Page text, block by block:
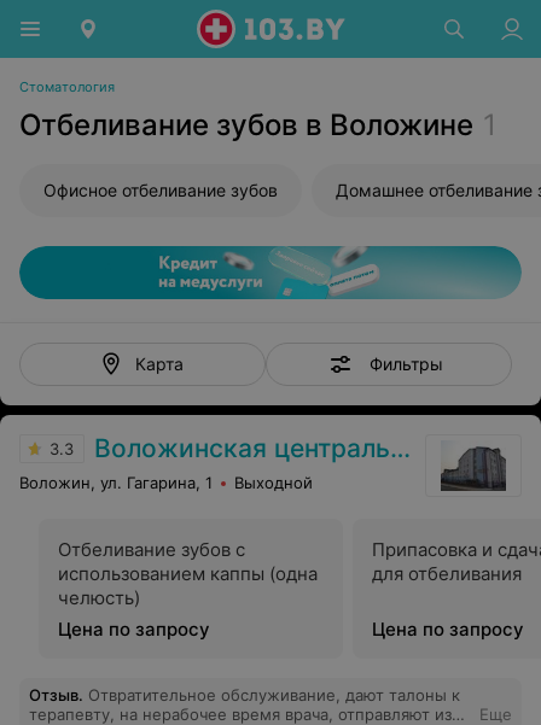
Стоматология
Отбеливание зубов в Воложине 1
Офисное отбеливание зубов Домашнее отбеливание
Карта Фильтры
3.3 Воложинская центральная районная больница
Воложин, ул. Гагарина, 1 Выходной
Отбеливание зубов с
использованием каппы (одна
челюсть)
Цена по запросу
Припасовка и
для отбеливания
Цена по запросу
Отзыв. Отвратительное обслуживание, дают талоны к
терапевту, на нерабочее время врача, отправляют из
Еще